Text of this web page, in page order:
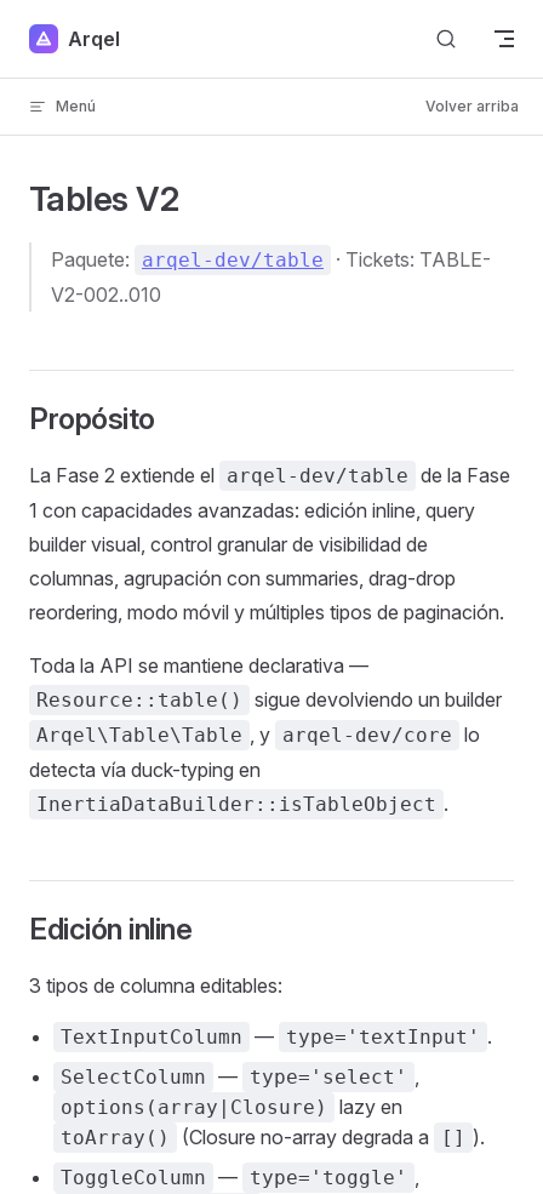
Skip to content
Arqel
Menú Volver arriba
Tables V2
Paquete: arqel-dev/table
· Tickets: TABLE-
V2-002..010
Propósito
La Fase 2 extiende el arqel-dev/table de la Fase
1 con capacidades avanzadas: edición inline, query
builder visual, control granular de visibilidad de
columnas, agrupación con summaries, drag-drop
reordering, modo móvil y múltiples tipos de paginación.
Toda la API se mantiene declarativa —
Resource::table() sigue devolviendo un builder
Arqel\Table\Table , y arqel-dev/core lo
detecta vía duck-typing en
InertiaDataBuilder::isTableObject .
Edición inline
3 tipos de columna editables:
TextInputColumn — type='textInput' .
SelectColumn — type='select' ,
options(array|Closure) lazy en
toArray() (Closure no-array degrada a [] ).
ToggleColumn — type='toggle' ,